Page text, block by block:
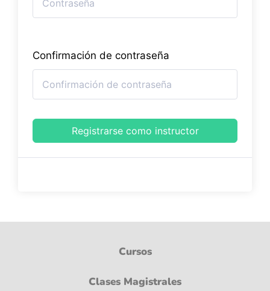
Confirmación de contraseña
Registrarse como instructor
Cursos
Clases Magistrales